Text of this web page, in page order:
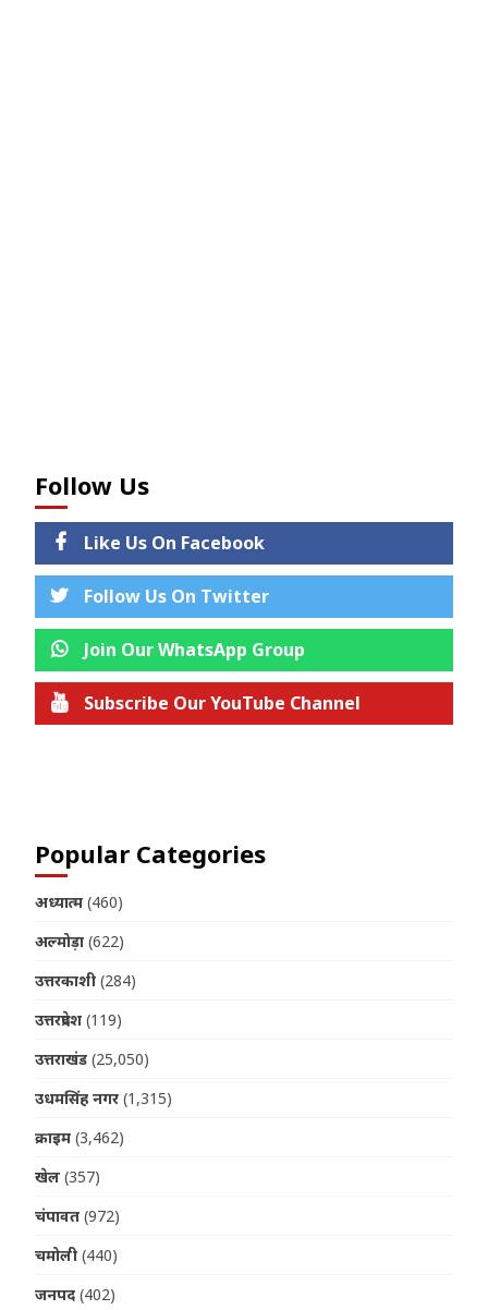
Follow Us
Like Us On Facebook
Follow Us On Twitter
Join Our WhatsApp Group
Subscribe Our YouTube Channel
Popular Categories
अध्यात्म (460)
अल्मोड़ा (622)
उत्तरकाशी (284)
उत्तरप्रदेश (119)
उत्तराखंड (25,050)
उधमसिंह नगर (1,315)
क्राइम (3,462)
खेल (357)
चंपावत (972)
चमोली (440)
जनपद (402)